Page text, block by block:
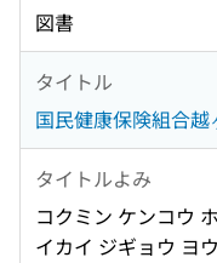
図書
タイトル
国民健康保険組合
タイトルよみ
コクミン ケンコウ
イカイ ジギョウ ヨ